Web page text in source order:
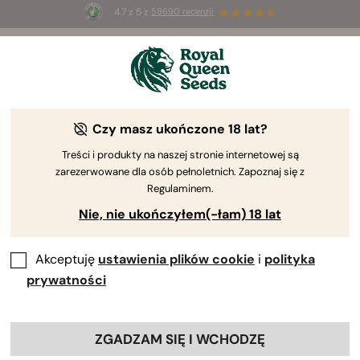
4.7 z 5 z 58690 recenzji
3 nasiona White Widow Auto
The RQS Blog
Odmiany i produkty
Świat genetyki konopi może szybko wydać się
zagmatwany. Aby pomóc zarówno nowym, jak i
ogromnej ilości istniejących odmian marihuany,
stworzyliśmy serię artykułów na blogu, które pomogą ci
Czy masz ukończone 18 lat?
Treści i produkty na naszej stronie internetowej są
zarezerwowane dla osób pełnoletnich. Zapoznaj się z
Regulaminem.
Nie, nie ukończyłem(-łam) 18 lat
Akceptuję ustawienia plików cookie i polityka
prywatności
ZGADZAM SIĘ I WCHODZĘ